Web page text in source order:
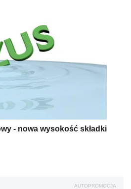
- nowa wysokość składki
AUTOPROMOCJA